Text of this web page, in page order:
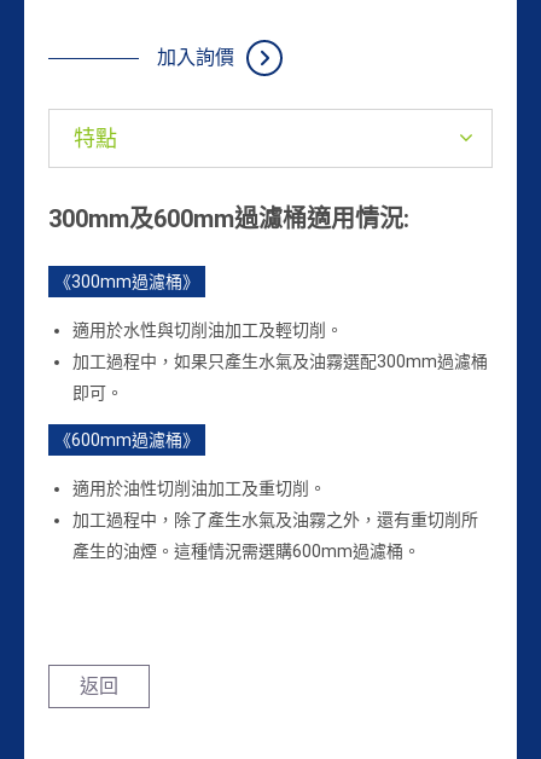
加入詢價
特點
300mm及600mm過濾桶適用情況:
《300mm過濾桶》
適用於水性與切削油加工及輕切削。
加工過程中，如果只產生水氣及油霧選配300mm過濾桶
即可。
《600mm過濾桶》
適用於油性切削油加工及重切削。
加工過程中，除了產生水氣及油霧之外，還有重切削所
產生的油煙。這種情況需選購600mm過濾桶。
返回